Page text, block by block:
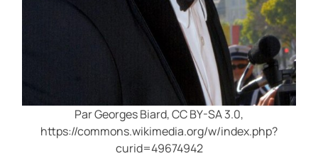
Par Georges Biard, CC BY-SA 3.0,
https://commons.wikimedia.org/w/index.php?
curid=49674942